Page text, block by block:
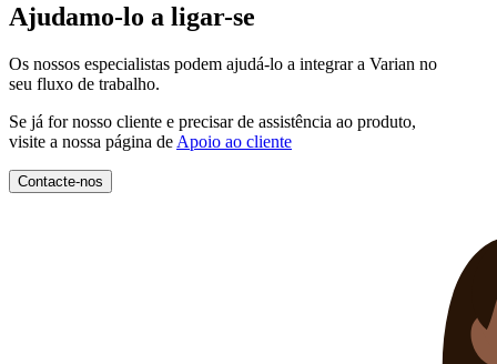
Ajudamo-lo a ligar-se
Os nossos especialistas podem ajudá-lo a integrar a Varian no
seu fluxo de trabalho.
Se já for nosso cliente e precisar de assistência ao produto,
visite a nossa página de Apoio ao cliente
Contacte-nos